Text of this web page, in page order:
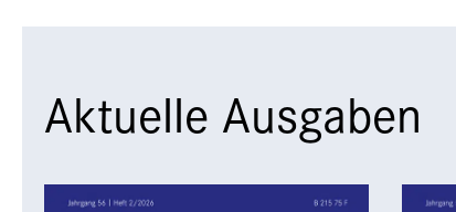
Aktuelle Ausgaben